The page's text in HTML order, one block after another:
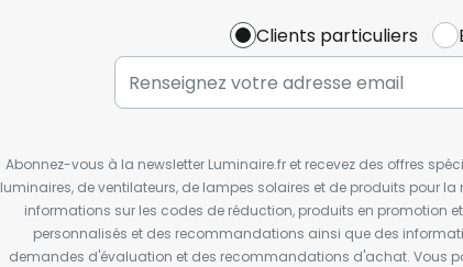
Clients particuliers
Abonnez-vous à la newsletter Luminaire.fr et recevez des offres
luminaires, de ventilateurs, de lampes solaires et de produits pour la
informations sur les codes de réduction, produits en promotion
personnalisés et des recommandations ainsi que des
demandes d'évaluation et des recommandations d'achat. Vous